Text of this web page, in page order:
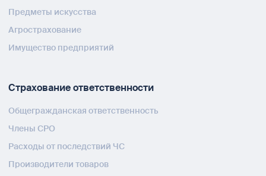
Предметы искусства
Агрострахование
Имущество предприятий
Страхование ответственности
Общегражданская ответственность
Члены СРО
Расходы от последствий ЧС
Производители товаров